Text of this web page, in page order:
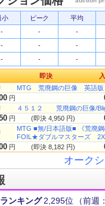
小 ピーク
平均
- -
-
- -
-
- - -
即決
MTG 荒廃鋼の巨像 英語
円
４５１２ 荒廃鋼の巨像/
円 (即決 4,950 円)
MTG ■無/日本語版■ 《荒廃
FOIL★ダブルマスターズ
円 (即決 8,182 円)
オーク
ンキング 2,295位
（前週